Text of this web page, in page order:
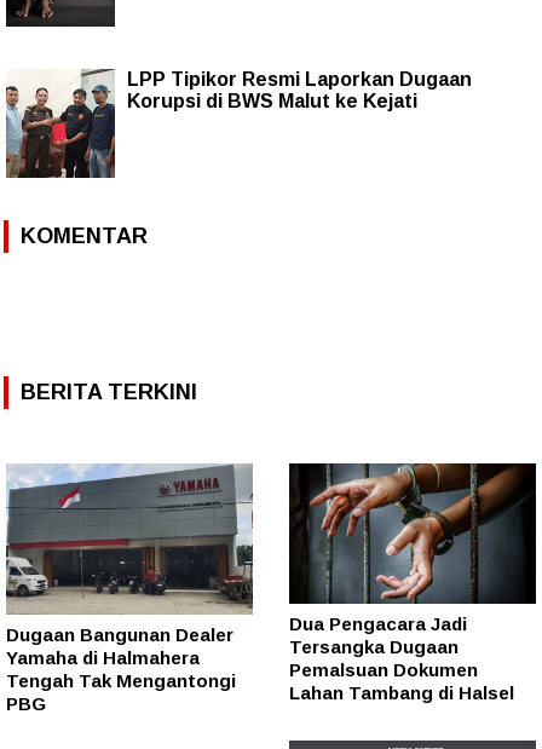
LPP Tipikor Resmi Laporkan Dugaan
Korupsi di BWS Malut ke Kejati
KOMENTAR
BERITA TERKINI
Dugaan Bangunan Dealer
Yamaha di Halmahera
Tengah Tak Mengantongi
PBG
Dua Pengacara Jadi
Tersangka Dugaan
Pemalsuan Dokumen
Lahan Tambang di Halsel